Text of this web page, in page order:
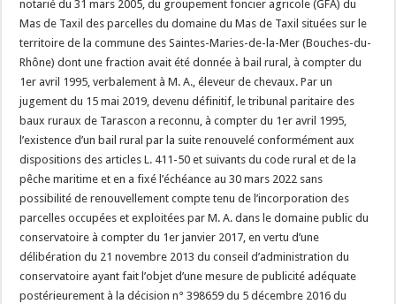
notarié du 31 mars 2005, du groupement foncier agricole (GFA) du
Mas de Taxil des parcelles du domaine du Mas de Taxil situées sur le
territoire de la commune des Saintes-Maries-de-la-Mer (Bouches-du-
Rhône) dont une fraction avait été donnée à bail rural, à compter du
1er avril 1995, verbalement à M. A., éleveur de chevaux. Par un
jugement du 15 mai 2019, devenu définitif, le tribunal paritaire des
baux ruraux de Tarascon a reconnu, à compter du 1er avril 1995,
l’existence d’un bail rural par la suite renouvelé conformément aux
dispositions des articles L. 411-50 et suivants du code rural et de la
pêche maritime et en a fixé l’échéance au 30 mars 2022 sans
possibilité de renouvellement compte tenu de l’incorporation des
parcelles occupées et exploitées par M. A. dans le domaine public du
conservatoire à compter du 1er janvier 2017, en vertu d’une
délibération du 21 novembre 2013 du conseil d’administration du
conservatoire ayant fait l’objet d’une mesure de publicité adéquate
postérieurement à la décision n° 398659 du 5 décembre 2016 du